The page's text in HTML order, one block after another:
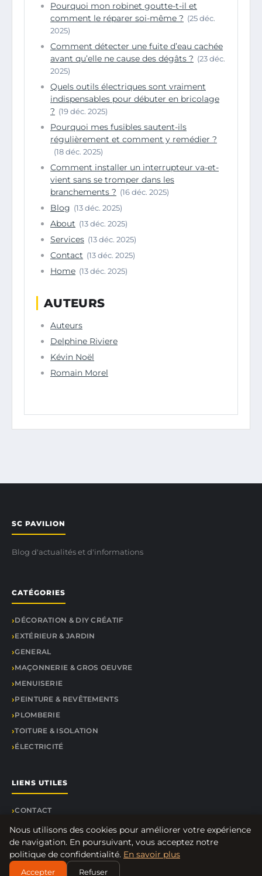
Pourquoi mon robinet goutte-t-il et
comment le réparer soi-même ? (25 déc.
2025)
Comment détecter une fuite d’eau cachée
avant qu’elle ne cause des dégâts ? (23 déc.
2025)
Quels outils électriques sont vraiment
indispensables pour débuter en bricolage
? (19 déc. 2025)
Pourquoi mes fusibles sautent-ils
régulièrement et comment y remédier ?
(18 déc. 2025)
Comment installer un interrupteur va-et-
vient sans se tromper dans les
branchements ? (16 déc. 2025)
Blog (13 déc. 2025)
About (13 déc. 2025)
Services (13 déc. 2025)
Contact (13 déc. 2025)
Home (13 déc. 2025)
AUTEURS
Auteurs
Delphine Riviere
Kévin Noël
Romain Morel
SC PAVILION
Blog d'actualités et d'informations
CATÉGORIES
DÉCORATION & DIY CRÉATIF
EXTÉRIEUR & JARDIN
GENERAL
MAÇONNERIE & GROS OEUVRE
MENUISERIE
PEINTURE & REVÊTEMENTS
PLOMBERIE
TOITURE & ISOLATION
ÉLECTRICITÉ
LIENS UTILES
CONTACT
© 2026 Sc Pavilion. Tous droits réservés.
Nous utilisons des cookies pour améliorer votre expérience
de navigation. En poursuivant, vous acceptez notre
politique de confidentialité. En savoir plus
Accepter Refuser